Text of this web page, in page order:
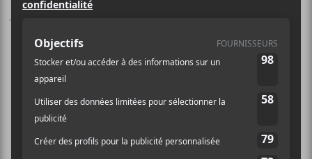
Jay Somest l’alias de l’autrice, compositrice et multi-
dans le monde de l’indie à la suite de la parution de
son deuxième album,Everybody Works
, en 2017.
Établie en Californie, l’Américaine d’origine
philippine enregistre non seulement tous ses projets
depuis sa chambre, mais les produit essentiellement
par elle-même. Elle a notamment citéTame Impala